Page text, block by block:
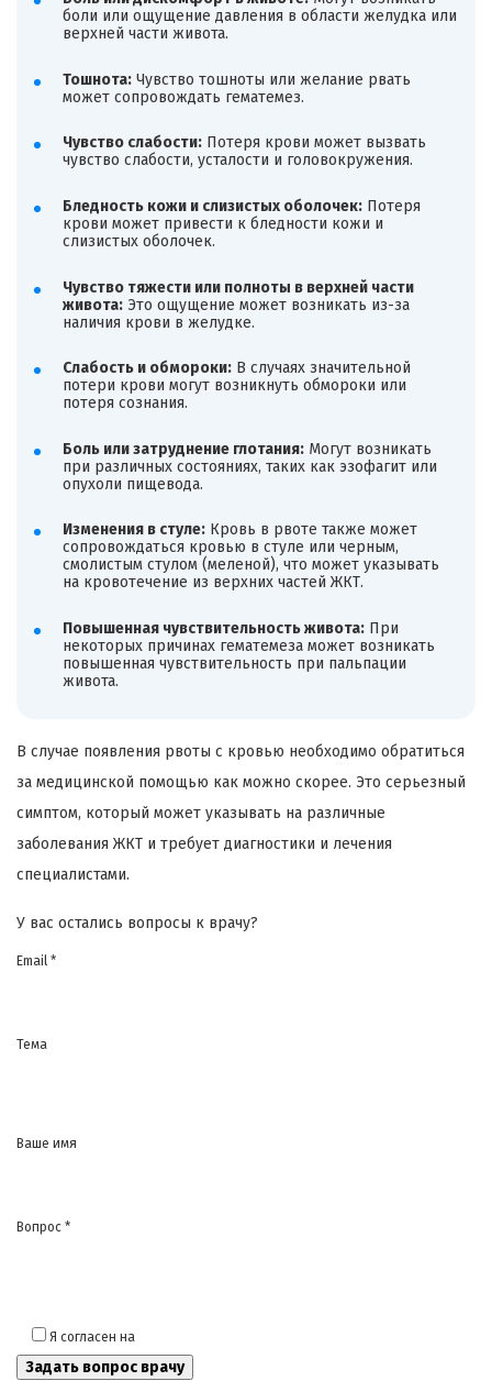
боли или ощущение давления в области желудка или
верхней части живота.
Тошнота:Чувство тошноты или желание рвать
может сопровождать гематемез.
Чувство слабости:Потеря крови может вызвать
чувство слабости, усталости и головокружения.
Бледность кожи и слизистых оболочек:Потеря
крови может привести к бледности кожи и
слизистых оболочек.
Чувство тяжести или полноты в верхней части
живота:Это ощущение может возникать из-за
наличия крови в желудке.
Слабость и обмороки:В случаях значительной
потери крови могут возникнуть обмороки или
потеря сознания.
Боль или затруднение глотания:Могут возникать
при различных состояниях, таких как эзофагит или
опухоли пищевода.
Изменения в стуле:Кровь в рвоте также может
сопровождаться кровью в стуле или черным,
смолистым стулом (меленой), что может указывать
на кровотечение из верхних частей ЖКТ.
Повышенная чувствительность живота:При
некоторых причинах гематемеза может возникать
повышенная чувствительность при пальпации
живота.
В случае появления рвоты с кровью необходимо обратиться
за медицинской помощью как можно скорее. Это серьезный
симптом, который может указывать на различные
заболевания ЖКТ и требует диагностики и лечения
специалистами.
У вас остались вопросы к врачу?
Email *
Тема
Ваше имя
Вопрос *
Я согласен на